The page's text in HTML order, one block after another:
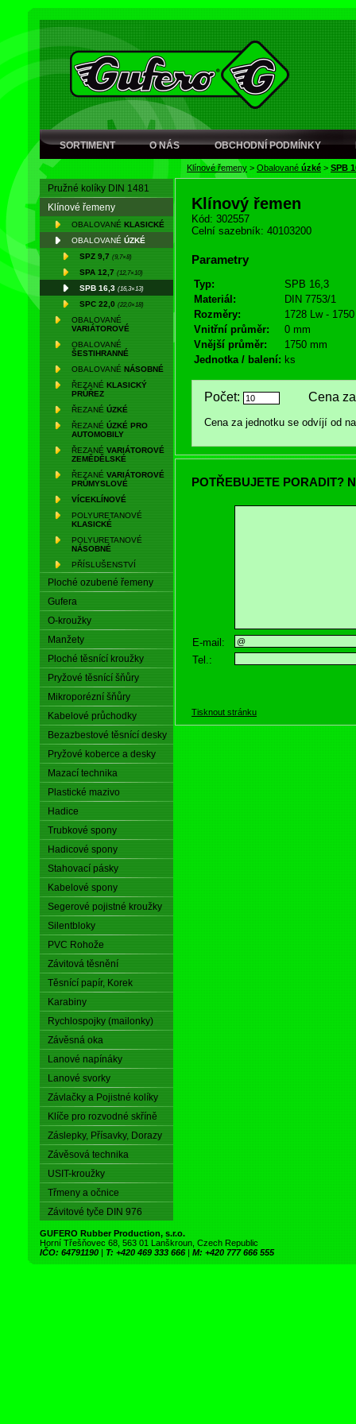
SORTIMENT O NÁS OBCHODNÍ PODMÍNKY
Klínové řemeny > Obalované úzké > SPB
Pružné kolíky DIN 1481
Klínové řemeny
OBALOVANÉ KLASICKÉ
OBALOVANÉ ÚZKÉ
SPZ 9,7 (9,7×8)
SPA 12,7 (12,7×10)
SPB 16,3 (16,3×13)
SPC 22,0 (22,0×18)
OBALOVANÉ
VARIÁTOROVÉ
OBALOVANÉ
ŠESTIHRANNÉ
OBALOVANÉ NÁSOBNÉ
ŘEZANÉ KLASICKÝ
PRŮŘEZ
ŘEZANÉ ÚZKÉ
ŘEZANÉ ÚZKÉ PRO
AUTOMOBILY
ŘEZANÉ VARIÁTOROVÉ
ZEMĚDĚLSKÉ
ŘEZANÉ VARIÁTOROVÉ
PRŮMYSLOVÉ
VÍCEKLÍNOVÉ
POLYURETANOVÉ
KLASICKÉ
POLYURETANOVÉ
NÁSOBNÉ
PŘÍSLUŠENSTVÍ
Ploché ozubené řemeny
Gufera
O-kroužky
Manžety
Ploché těsnící kroužky
Pryžové těsnící šňůry
Mikroporézní šňůry
Kabelové průchodky
Bezazbestové těsnící desky
Pryžové koberce a desky
Mazací technika
Plastické mazivo
Hadice
Trubkové spony
Hadicové spony
Stahovací pásky
Kabelové spony
Segerové pojistné kroužky
Silentbloky
PVC Rohože
Závitová těsnění
Těsnící papír, Korek
Karabiny
Rychlospojky (mailonky)
Závěsná oka
Lanové napínáky
Lanové svorky
Závlačky a Pojistné kolíky
Klíče pro rozvodné skříně
Záslepky, Přísavky, Dorazy
Závěsová technika
USIT-kroužky
Třmeny a očnice
Závitové tyče DIN 976
Klínový řemen
Kód: 302557
Celní sazebník: 40103200
Parametry
Typ:
SPB 16,3
Materiál:
DIN 7753/1
Rozměry:
1728 Lw -
Vnitřní průměr:
0 mm
Vnější průměr:
1750 mm
Jednotka / balení: ks
Počet: Cena za
Cena za jednotku se odvíjí od
POTŘEBUJETE PORADIT?
E-mail:
Tel.:
Tisknout stránku
GUFERO Rubber Production, s.r.o.
Horní Třešňovec 68, 563 01 Lanškroun, Czech Republic
IČO: 64791190 | T: +420 469 333 666 | M: +420 777 666 555